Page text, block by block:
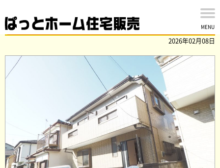
MENU
市川市曽谷四丁目の中古戸建を買取ました
2026年02月08日